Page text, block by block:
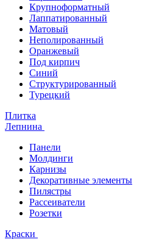
Крупноформатный
Лаппатированный
Матовый
Неполированный
Оранжевый
Под кирпич
Синий
Структурированный
Турецкий
Плитка
Лепнина
Панели
Молдинги
Карнизы
Декоративные элементы
Пилястры
Рассеиватели
Розетки
Краски